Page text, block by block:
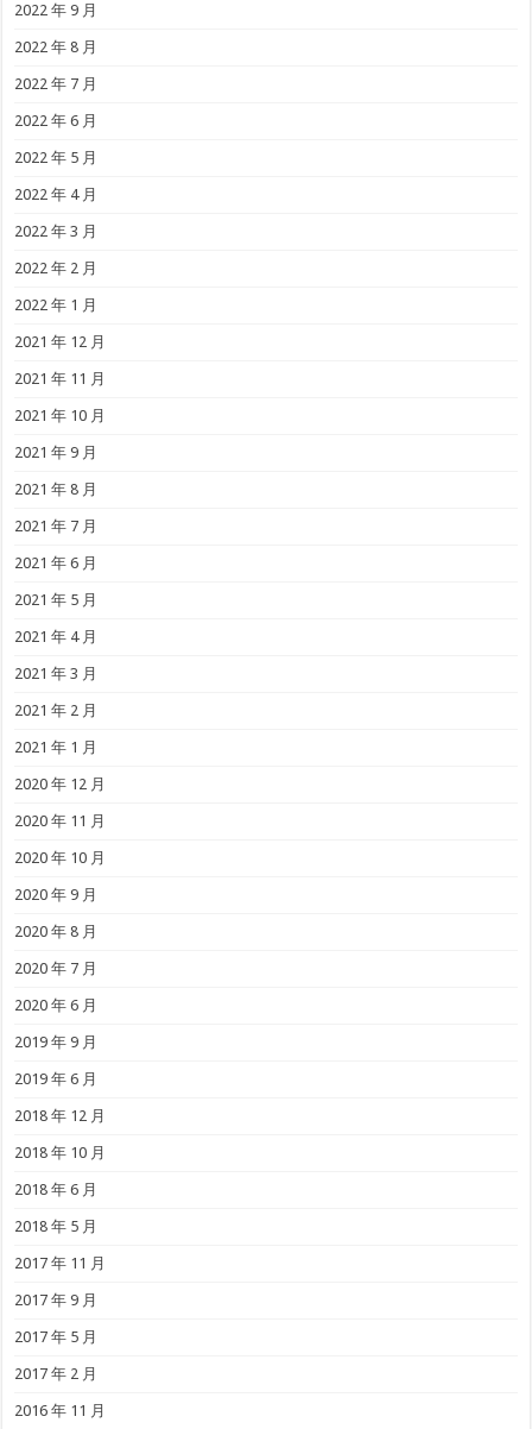
2022 年 9 月
2022 年 8 月
2022 年 7 月
2022 年 6 月
2022 年 5 月
2022 年 4 月
2022 年 3 月
2022 年 2 月
2022 年 1 月
2021 年 12 月
2021 年 11 月
2021 年 10 月
2021 年 9 月
2021 年 8 月
2021 年 7 月
2021 年 6 月
2021 年 5 月
2021 年 4 月
2021 年 3 月
2021 年 2 月
2021 年 1 月
2020 年 12 月
2020 年 11 月
2020 年 10 月
2020 年 9 月
2020 年 8 月
2020 年 7 月
2020 年 6 月
2019 年 9 月
2019 年 6 月
2018 年 12 月
2018 年 10 月
2018 年 6 月
2018 年 5 月
2017 年 11 月
2017 年 9 月
2017 年 5 月
2017 年 2 月
2016 年 11 月